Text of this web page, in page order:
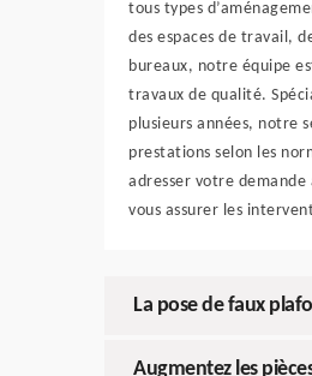
tous types
des espaces de travail,
bureaux, notre équipe
travaux de qualité.
plusieurs années, notre
prestations selon les
adresser votre
vous assurer les
La pose de faux
Augmentez les